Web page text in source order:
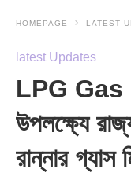
HOMEPAGE LATEST
latest Updates
LPG Gas
উপলক্ষ্যে
রান্নার গ্যাস